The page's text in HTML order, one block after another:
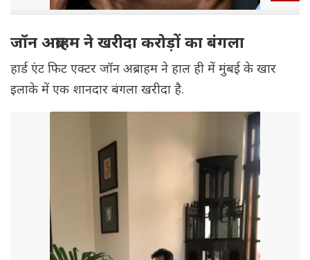
जॉन अब्राहम ने खरीदा करोड़ों का बंगला
हार्ड एंट फिट एक्टर जॉन अब्राहम ने हाल ही में मुंबई के खार
इलाके में एक शानदार बंगला खरीदा है.